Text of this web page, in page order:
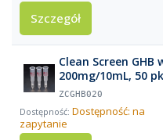
Szczegół
Clean Screen
200mg/10mL, 50
ZCGHB020
Dostępność: na
zapytanie